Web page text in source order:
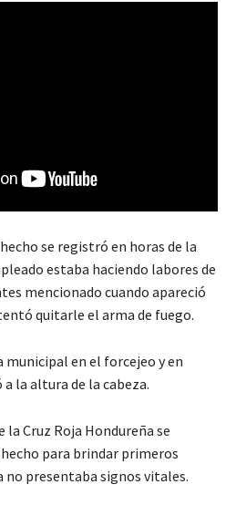
se registró en horas de la
estaba haciendo labores de
mencionado cuando apareció
quitarle el arma de fuego.
municipal en el forcejeo y en
la altura de la cabeza.
Cruz Roja Hondureña se
para brindar primeros
no presentaba signos vitales.